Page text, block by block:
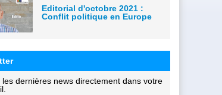
Editorial d'octobre 2021 :
Conflit politique en Europe
les dernières news directement dans votre